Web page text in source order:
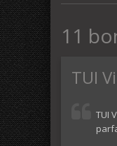
11
TUI
TUI